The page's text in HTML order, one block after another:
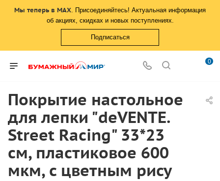
Мы теперь в MAX. Присоединяйтесь! Актуальная информация
об акциях, скидках и новых поступлениях.
Подписаться
0
Покрытие настольное
для лепки "deVENTE.
Street Racing" 33*23
см, пластиковое 600
мкм, с цветным рису